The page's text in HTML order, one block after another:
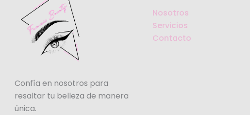
Confía en nosotros para
resaltar tu belleza de manera
única.
Nosotros
Servicios
Contacto